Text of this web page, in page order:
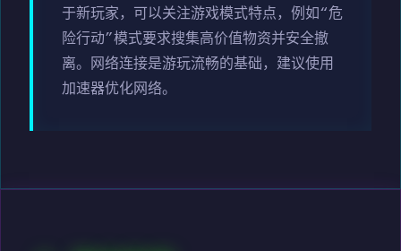
于新玩家，可以关注游戏模式特点，例如“危
险行动”模式要求搜集高价值物资并安全撤
离。网络连接是游玩流畅的基础，建议使用
加速器优化网络。